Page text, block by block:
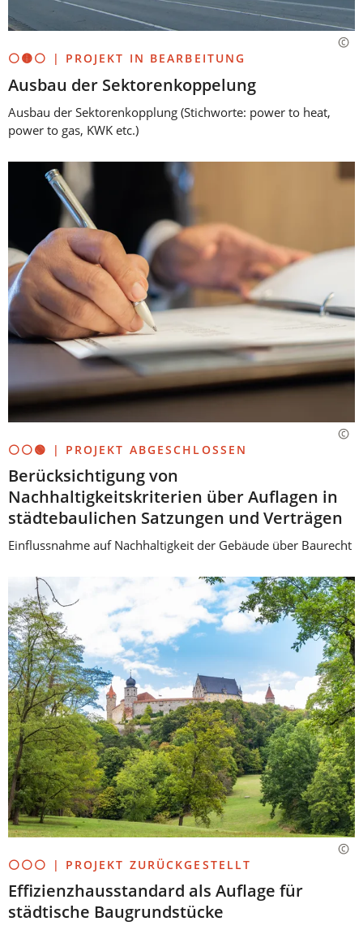
⚪🟡⚪ | PROJEKT IN BEARBEITUNG
Ausbau der Sektorenkoppelung
Ausbau der Sektorenkopplung (Stichworte: power to heat,
power to gas, KWK etc.)
⚪⚪🟢 | PROJEKT ABGESCHLOSSEN
Berücksichtigung von
Nachhaltigkeitskriterien über Auflagen in
städtebaulichen Satzungen und Verträgen
Einflussnahme auf Nachhaltigkeit der Gebäude über Baurecht
⚪⚪⚪ | PROJEKT ZURÜCKGESTELLT
Effizienzhausstandard als Auflage für
städtische Baugrundstücke